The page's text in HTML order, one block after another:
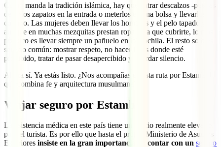
Como manda la tradición islámica, hay que entrar descalzos -puedes
dejar los zapatos en la entrada o meterlos en una bolsa y llevarlos
contigo. Las mujeres deben llevar los hombros y el pelo tapado y,
aunque en muchas mezquitas prestan ropa para que cubrirte, lo más
práctico es llevar siempre un pañuelo en la mochila. El resto solo es
sentido común: mostrar respeto, no hacer fotos donde esté
prohibido, tratar de pasar desapercibido y guardar silencio.
Ahora sí. Ya estás listo. ¿Nos acompañas en esta ruta por Estambul
que combina fe y arquitectura musulmana?
Viajar seguro por Estambul
La asistencia médica en este país tiene un precio realmente elevado
para el turista. Es por ello que hasta el propio Ministerio de Asuntos
Exteriores insiste en la gran importancia de contar con un seguro